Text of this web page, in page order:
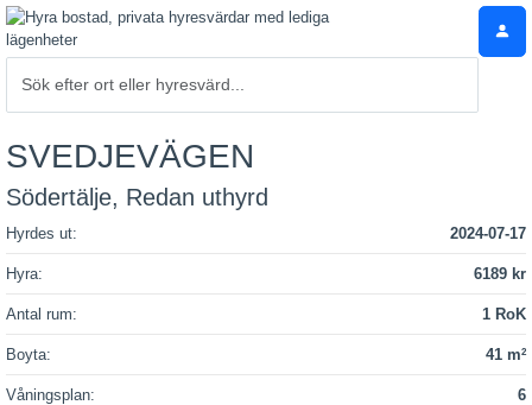
SVEDJEVÄGEN
Södertälje, Redan uthyrd
Hyrdes ut: 2024-07-17
Hyra: 6189 kr
Antal rum: 1 RoK
Boyta: 41 m2
Våningsplan: 6